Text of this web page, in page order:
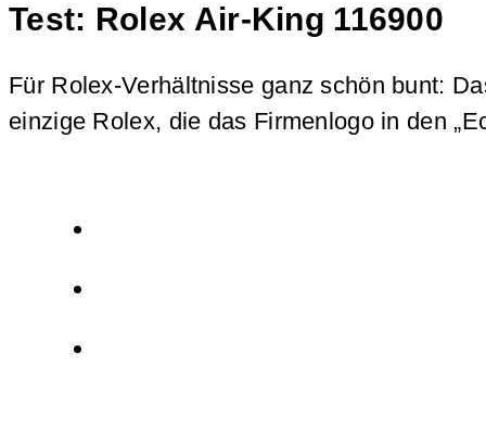
Test: Rolex Air-King 116900
Für Rolex-Verhältnisse ganz schön bunt:
einzige Rolex, die das Firmenlogo in den